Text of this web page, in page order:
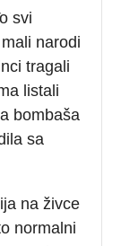
svi
narodi
tragali
listali
bombaša
sa
na živce
normalni